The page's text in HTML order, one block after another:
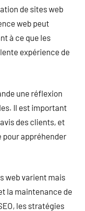
de sites web
web peut
à ce que les
expérience de
une réflexion
Il est important
des clients, et
pour appréhender
web varient mais
la maintenance de
les stratégies